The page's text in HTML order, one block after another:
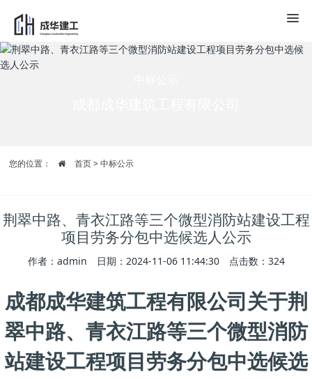
您的位置： 首页>中标公示
荆翠中路、青衣江路等三个微型消防站建设工程
项目劳务分包中选候选人公示
作者：admin 日期：2024-11-06 11:44:30 点击数： 324
成都成华建筑工程有限公司关于荆
翠中路、青衣江路等三个微型消防
站建设工程项目劳务分包中选候选